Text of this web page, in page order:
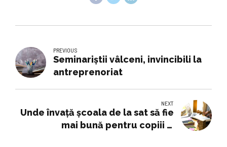
PREVIOUS
Seminariştii vâlceni, invincibili la
antreprenoriat
NEXT
Unde învață școala de la sat să fie
mai bună pentru copiii și